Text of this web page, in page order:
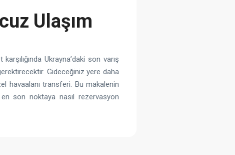
Ulaşım
Ukrayna’daki son varış
Gideceğiniz yere daha
havaalanı transferi. Bu makalenin
en son noktaya nasıl rezervasyon